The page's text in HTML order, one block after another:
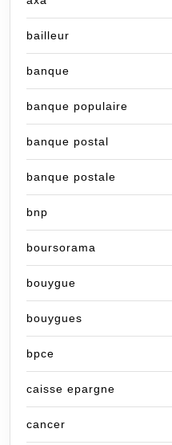
bailleur
banque
banque populaire
banque postal
banque postale
bnp
boursorama
bouygue
bouygues
bpce
caisse epargne
cancer